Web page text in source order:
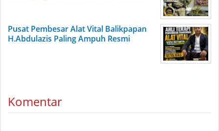
Pusat Pembesar Alat Vital Balikpapan
H.Abdulazis Paling Ampuh Resmi
Komentar